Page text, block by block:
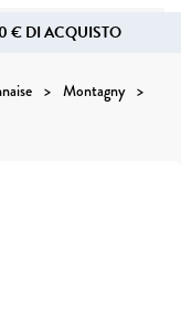
€ DI ACQUISTO
Montagny